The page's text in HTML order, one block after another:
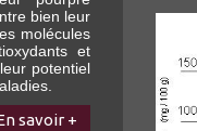
bien leur
molécules
et
potentiel
savoir +